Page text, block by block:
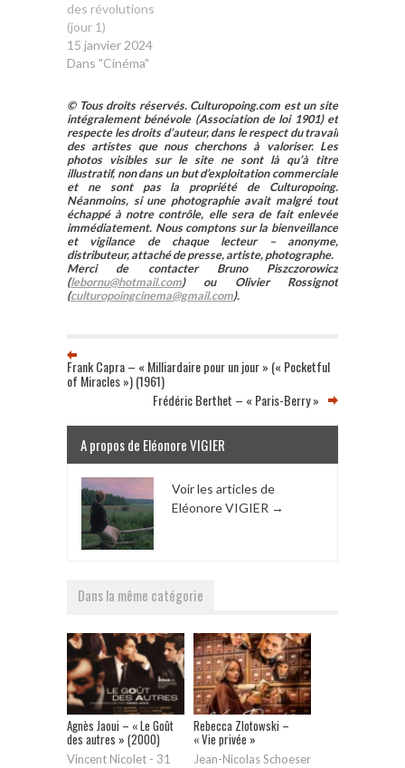
des révolutions
(jour 1)
15 janvier 2024
Dans "Cinéma"
© Tous droits réservés. Culturopoing.com est un site
intégralement bénévole (Association de loi 1901) et
respecte les droits d’auteur, dans le respect du travail
des artistes que nous cherchons à valoriser. Les
photos visibles sur le site ne sont là qu’à titre
illustratif, non dans un but d’exploitation commerciale
et ne sont pas la propriété de Culturopoing.
Néanmoins, si une photographie avait malgré tout
échappé à notre contrôle, elle sera de fait enlevée
immédiatement. Nous comptons sur la bienveillance
et vigilance de chaque lecteur – anonyme,
distributeur, attaché de presse, artiste, photographe.
Merci de contacter Bruno Piszczorowicz
(lebornu@hotmail.com) ou Olivier Rossignot
(culturopoingcinema@gmail.com).
Frank Capra – « Milliardaire pour un jour » (« Pocketful
of Miracles ») (1961)
Frédéric Berthet – « Paris-Berry »
A propos de Eléonore VIGIER
Voir les articles de
Eléonore VIGIER →
Dans la même catégorie
Agnès Jaoui – « Le Goût
des autres » (2000)
Vincent Nicolet - 31
Rebecca Zlotowski –
« Vie privée »
Jean-Nicolas Schoeser